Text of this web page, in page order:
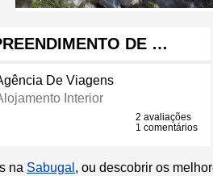
DE …
De Viagens
Interior
2 avaliações
1 comentários
na Sabugal , ou descobrir os